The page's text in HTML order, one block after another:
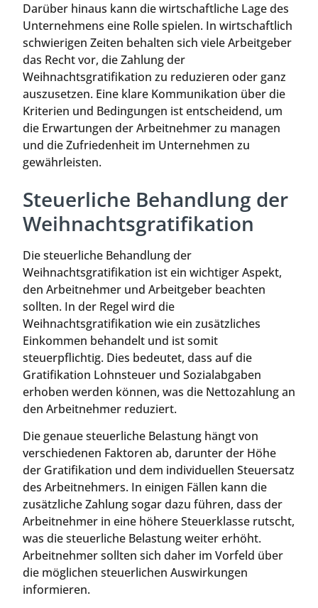
Darüber hinaus kann die wirtschaftliche Lage des
Unternehmens eine Rolle spielen. In wirtschaftlich
schwierigen Zeiten behalten sich viele Arbeitgeber
das Recht vor, die Zahlung der
Weihnachtsgratifikation zu reduzieren oder ganz
auszusetzen. Eine klare Kommunikation über die
Kriterien und Bedingungen ist entscheidend, um
die Erwartungen der Arbeitnehmer zu managen
und die Zufriedenheit im Unternehmen zu
gewährleisten.
Steuerliche Behandlung der
Weihnachtsgratifikation
Die steuerliche Behandlung der
Weihnachtsgratifikation ist ein wichtiger Aspekt,
den Arbeitnehmer und Arbeitgeber beachten
sollten. In der Regel wird die
Weihnachtsgratifikation wie ein zusätzliches
Einkommen behandelt und ist somit
steuerpflichtig. Dies bedeutet, dass auf die
Gratifikation Lohnsteuer und Sozialabgaben
erhoben werden können, was die Nettozahlung an
den Arbeitnehmer reduziert.
Die genaue steuerliche Belastung hängt von
verschiedenen Faktoren ab, darunter der Höhe
der Gratifikation und dem individuellen Steuersatz
des Arbeitnehmers. In einigen Fällen kann die
zusätzliche Zahlung sogar dazu führen, dass der
Arbeitnehmer in eine höhere Steuerklasse rutscht,
was die steuerliche Belastung weiter erhöht.
Arbeitnehmer sollten sich daher im Vorfeld über
die möglichen steuerlichen Auswirkungen
informieren.